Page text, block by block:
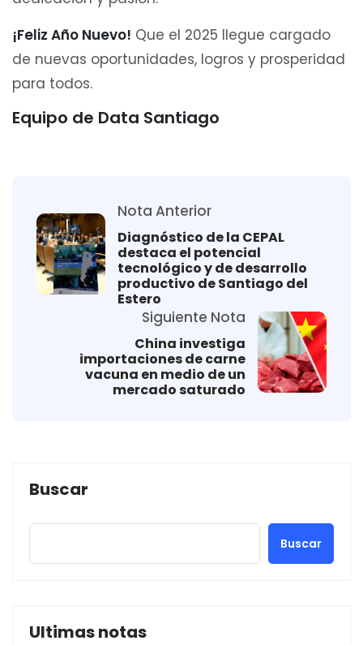
¡Feliz Año Nuevo! Que el 2025 llegue cargado
de nuevas oportunidades, logros y prosperidad
para todos.
Equipo de Data Santiago
Nota Anterior
Diagnóstico de la CEPAL
destaca el potencial
tecnológico y de desarrollo
productivo de Santiago del
Estero
Siguiente Nota
China investiga
importaciones de carne
vacuna en medio de un
mercado saturado
Buscar
Buscar
Ultimas notas